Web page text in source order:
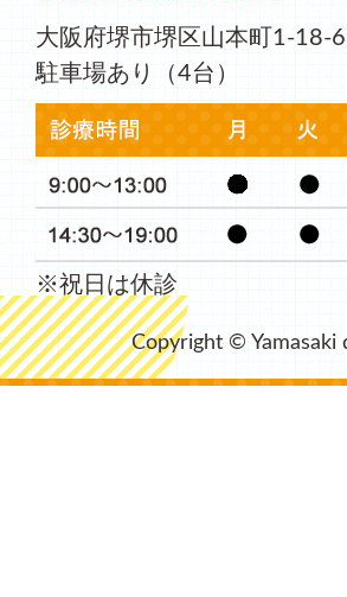
大阪府堺市堺区山本町1-18-
駐車場あり（4台）
※祝日は休診
Copyright © Yamasaki